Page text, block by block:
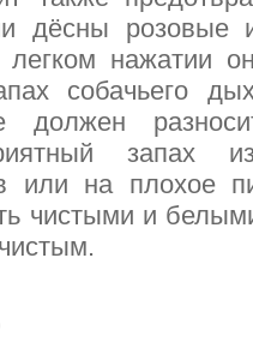
дёсны розовые
легком нажатии
собачьего
запах
или на плохое
чистыми и